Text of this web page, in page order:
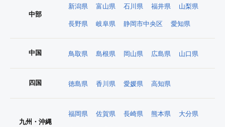
中部
新潟県 富山県 石川県 福井県 山梨県
長野県 岐阜県 静岡市中央区 愛知県
中国 鳥取県 島根県 岡山県 広島県 山口県
四国 徳島県 香川県 愛媛県 高知県
九州・沖縄
福岡県 佐賀県 長崎県 熊本県 大分県